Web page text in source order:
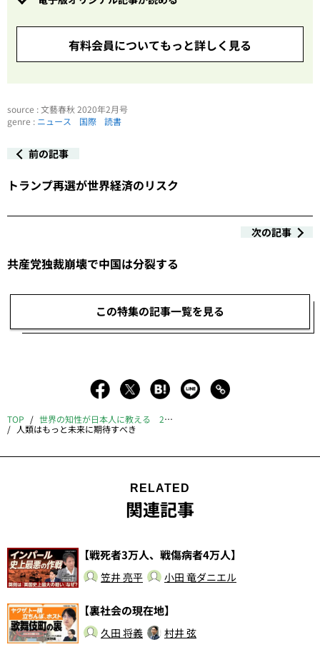
有料会員についてもっと詳しく見る
source : 文藝春秋 2020年2月号
genre : ニュース 国際 読書
前の記事
トランプ再選が世界経済のリスク
次の記事
共産党独裁崩壊で中国は分裂する
この特集の記事一覧を見る
TOP 世界の知性が日本人に教える 2020年の「羅針盤」
人類はもっと未来に期待すべき
RELATED
関連記事
【戦死者3万人、戦傷病者4万人】
笠井 亮平 小田 竜ダニエル
【裏社会の現在地】
久田 将義 村井 弦